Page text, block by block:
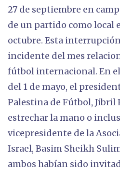
27 de septiembre en
de un partido como local
octubre. Esta
incidente del mes
fútbol internacional. En el
del 1 de mayo, el
Palestina de Fútbol, Jibril
estrechar la mano o
vicepresidente de la
Israel, Basim Sheikh
ambos habían sido